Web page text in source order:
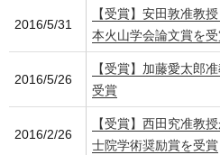
2016/5/31
【受賞】安田敦准教
本火山学会論文賞を
2016/5/26
【受賞】加藤愛太郎
受賞
2016/2/26
【受賞】西田究准教
士院学術奨励賞を受賞